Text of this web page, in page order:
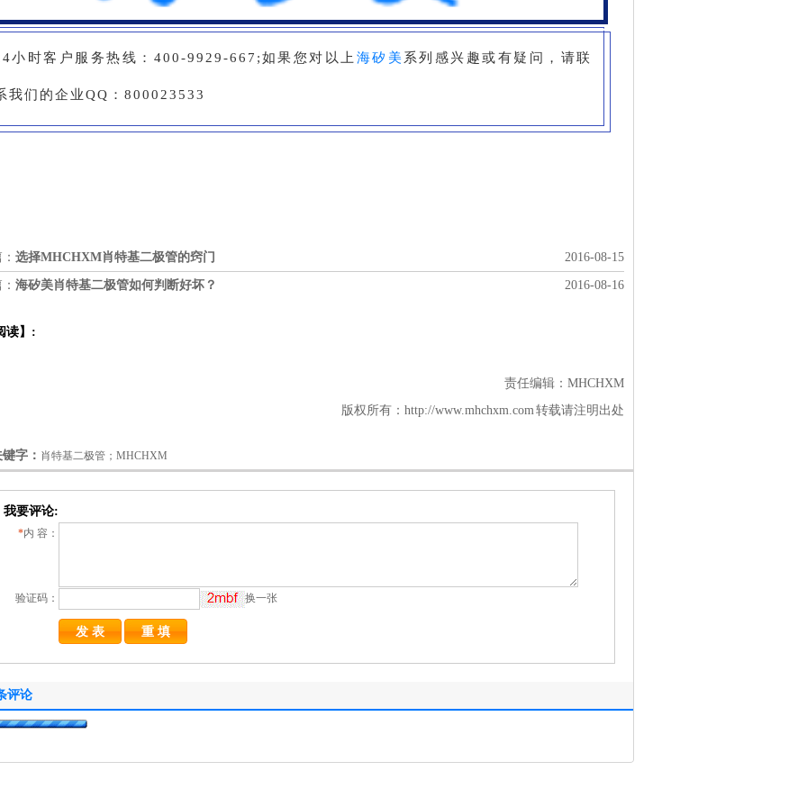
小时客户服务热线：400-9929-667;如果您对以上 海矽美系列感兴趣或有疑问，请联
我们的企业QQ：800023533
选择MHCHXM肖特基二极管的窍门 2016-08-15
海矽美肖特基二极管如何判断好坏？ 2016-08-16
读】:
责任编辑：MHCHXM
版权所有：http://www.mhchxm.com 转载请注明出处
字： 肖特基二极管；MHCHXM
我要评论:
*内 容：
验证码： 换一张
评论